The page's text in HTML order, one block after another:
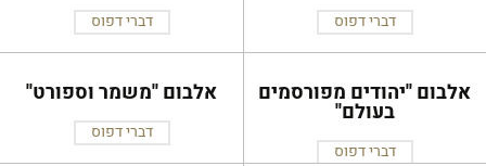
דברי דפוס דברי דפוס
אלבום ''יהודים מפורסמים
בעולם''
דברי דפוס
אלבום ''משמר וספורט''
דברי דפוס